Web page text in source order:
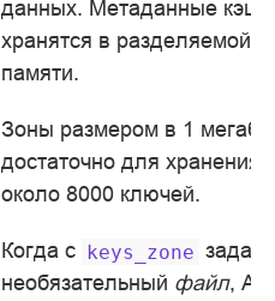
данных. Метаданные кэша
хранятся в разделяемой
памяти.
Зоны размером в 1
достаточно для хранения
около 8000 ключей.
Когда с keys_zone задан
необязательный файл,